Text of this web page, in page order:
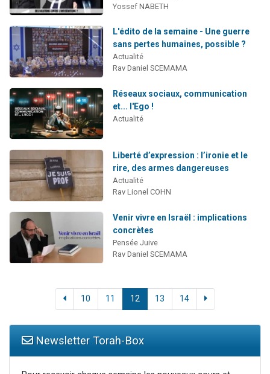
Yossef NABETH
L'édito de la semaine - Une guerre
sans pertes humaines, possible ?
Actualité
Rav Daniel SCEMAMA
Réseaux sociaux, communication
et... l'Ego !
Actualité
Liberté d’expression : l’ironie et le
rire, des armes dangereuses
Actualité
Rav Lionel COHN
Venir vivre en Israël : implications
concrètes
Pensée Juive
Rav Daniel SCEMAMA
10 11 12 13 14
Newsletter Torah-Box